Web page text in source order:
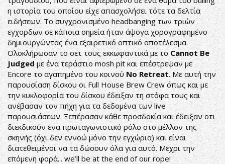
η ιστορία του οποίου είχε απασχολήσει τότε τα δελτία
ειδήσεων. Το συγχρονισμένο headbanging των τριών
εγχορδων σε κάποια σημεία ήταν άψογα χορογραφημένο
δημιουργώντας ένα εξαιρετικό οπτικό αποτέλεσμα.
Ολοκλήρωσαν το σετ τους εκκωφαντικά με το CannotBe
Judged με ένα τεράστιο mosh pit και επέστρεψαν με
Encore το αγαπημένο του κοινού NoRetreat. Με αυτή την
παρουσίαση δίσκου οι Full House Brew Crew όπως και με
την κυκλοφορία του δίσκου έδειξαν τη στόφα τους και
ανέβασαν τον πήχη για τα δεδομένα των live
παρουσιάσεων. Ξεπέρασαν κάθε προσδοκία και έδειξαν οτι
διεκδικούν ένα πρωταγωνιστικό ρόλο στο μέλλον της
σκηνής (όχι δεν εννοώ μόνο την εγχώρια) και είναι
διατεθειμένοι να τα δώσουν όλα για αυτό. Μέχρι την
επόμενη φορά... we’ll be at the end of our rope!